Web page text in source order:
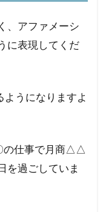
、アファメーシ
に表現してくだ
ようになりますよ
の仕事で月商△△
を過ごしていま